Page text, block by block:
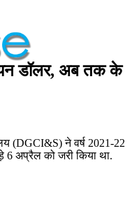
डॉलर, अब तक के
(DGCI&S) ने वर्ष 2021-22
अप्रैल को जरी किया था.